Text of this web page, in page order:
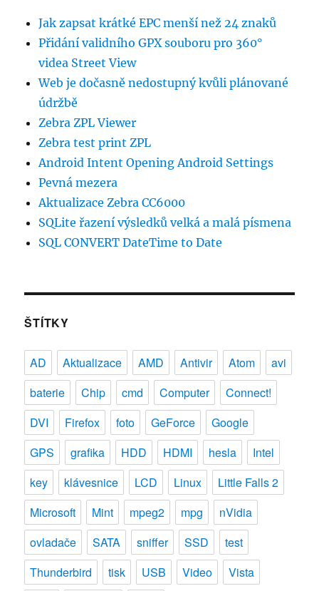
Jak zapsat krátké EPC menší než 24 znaků
Přidání validního GPX souboru pro 360°
videa Street View
Web je dočasně nedostupný kvůli plánované
údržbě
Zebra ZPL Viewer
Zebra test print ZPL
Android Intent Opening Android Settings
Pevná mezera
Aktualizace Zebra CC6000
SQLite řazení výsledků velká a malá písmena
SQL CONVERT DateTime to Date
ŠTÍTKY
AD Aktualizace AMD Antivir Atom
avi
baterie
Chip cmd Computer
Connect!
DVI
Firefox foto GeForce
Google
GPS
grafika HDD HDMI hesla
Intel
key
klávesnice LCD Linux
Little Falls 2
Microsoft
Mint mpeg2 mpg
nVidia
ovladače
SATA sniffer SSD
test
Thunderbird
tisk USB Video Vista